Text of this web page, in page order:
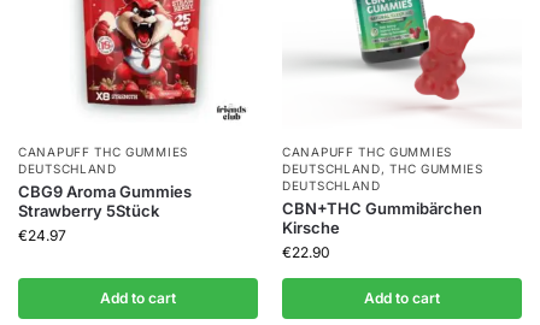
CANAPUFF THC GUMMIES​
DEUTSCHLAND
CBG9 Aroma Gummies
Strawberry 5Stück
€24.97
Add to cart
CANAPUFF THC GUMMIES​
DEUTSCHLAND,THC GUMMIES
DEUTSCHLAND
CBN+THC Gummibärchen
Kirsche
€22.90
Add to cart